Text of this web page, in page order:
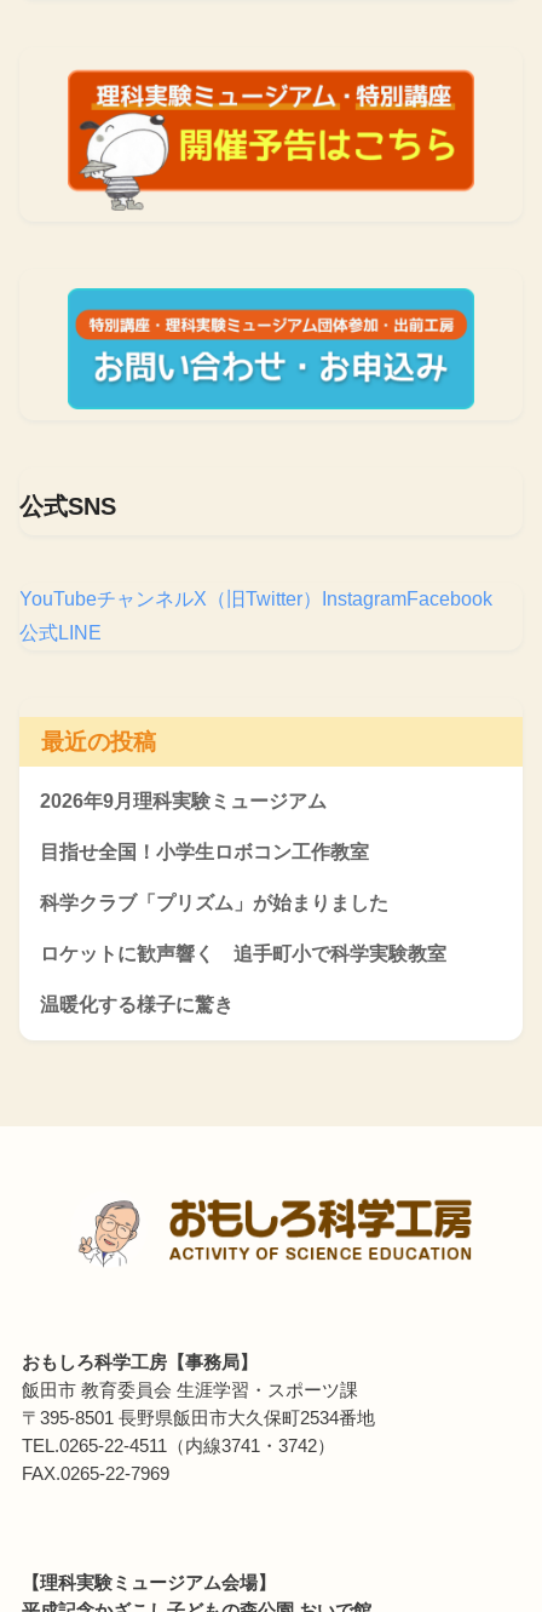
公式SNS
YouTubeチャンネルX（旧Twitter） InstagramFacebook
公式LINE
最近の投稿
2026年9月理科実験ミュージアム
目指せ全国！小学生ロボコン工作教室
科学クラブ「プリズム」が始まりました
ロケットに歓声響く 追手町小で科学実験教室
温暖化する様子に驚き
おもしろ科学工房【事務局】
飯田市 教育委員会 生涯学習・スポーツ課
〒395-8501 長野県飯田市大久保町2534番地
TEL.0265-22-4511（内線3741・3742）
FAX.0265-22-7969
【理科実験ミュージアム会場】